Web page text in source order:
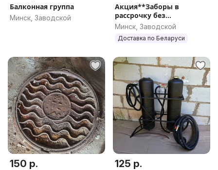
Балконная группа
Минск, Заводской
Акция**Заборы в
рассрочку без
банка**Зимние скидки
Минск, Заводской
Доставка по Беларуси
150 р. 125 р.